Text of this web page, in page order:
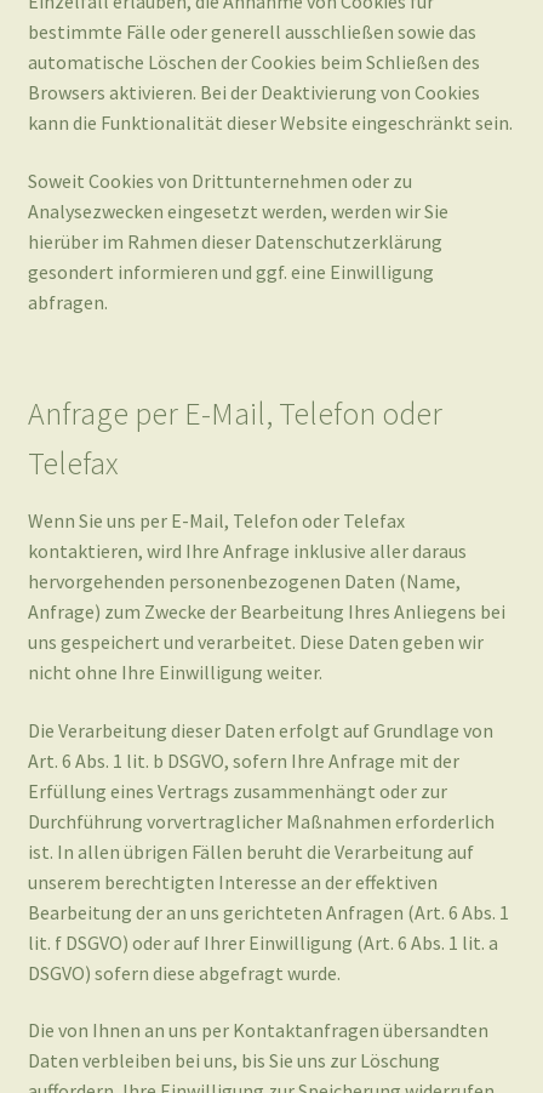
Soweit Cookies von Drittunternehmen oder zu
Analysezwecken eingesetzt werden, werden wir Sie
hierüber im Rahmen dieser Datenschutzerklärung
gesondert informieren und ggf. eine Einwilligung
Anfrage per E-Mail, Telefon oder
kontaktieren, wird Ihre Anfrage inklusive aller daraus
hervorgehenden personenbezogenen Daten (Name,
Anfrage) zum Zwecke der Bearbeitung Ihres Anliegens bei
uns gespeichert und verarbeitet. Diese Daten geben wir
nicht ohne Ihre Einwilligung weiter.
Die Verarbeitung dieser Daten erfolgt auf Grundlage von
Art. 6 Abs. 1 lit. b DSGVO, sofern Ihre Anfrage mit der
Erfüllung eines Vertrags zusammenhängt oder zur
Durchführung vorvertraglicher Maßnahmen erforderlich
unserem berechtigten Interesse an der effektiven
Bearbeitung der an uns gerichteten Anfragen (Art. 6 Abs. 1
lit. f DSGVO) oder auf Ihrer Einwilligung (Art. 6 Abs. 1 lit. a
DSGVO) sofern diese abgefragt wurde.
Die von Ihnen an uns per Kontaktanfragen übersandten
Daten verbleiben bei uns, bis Sie uns zur Löschung
auffordern, Ihre Einwilligung zur Speicherung widerrufen
oder der Zweck für die Datenspeicherung entfällt (z. B.
nach abgeschlossener Bearbeitung Ihres Anliegens).
Zwingende gesetzliche Bestimmungen – insbesondere
gesetzliche Aufbewahrungsfristen – bleiben unberührt.